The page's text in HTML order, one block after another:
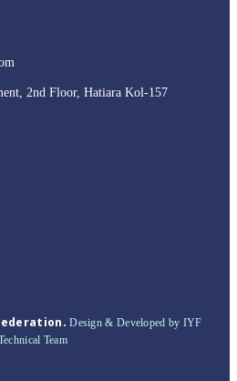
2nd Floor, Hatiara Kol-157
Design & Developed by IYF
Team